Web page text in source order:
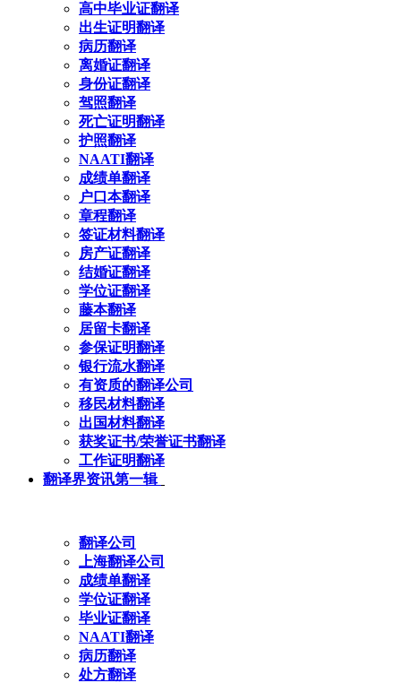
高中毕业证翻译
出生证明翻译
病历翻译
离婚证翻译
身份证翻译
驾照翻译
死亡证明翻译
护照翻译
NAATI翻译
成绩单翻译
户口本翻译
章程翻译
签证材料翻译
房产证翻译
结婚证翻译
学位证翻译
藤本翻译
居留卡翻译
参保证明翻译
银行流水翻译
有资质的翻译公司
移民材料翻译
出国材料翻译
获奖证书/荣誉证书翻译
工作证明翻译
翻译界资讯第一辑
翻译公司
上海翻译公司
成绩单翻译
学位证翻译
毕业证翻译
NAATI翻译
病历翻译
处方翻译